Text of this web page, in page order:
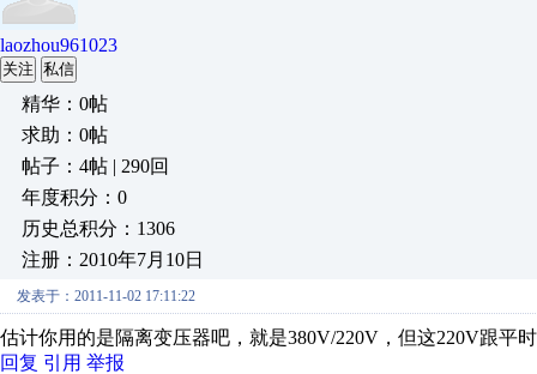
laozhou961023
关注 私信
精华：0帖
求助：0帖
帖子：4帖 | 290回
年度积分：0
历史总积分：1306
注册：2010年7月10日
发表于：2011-11-02 17:11:22
估计你用的是隔离变压器吧，就是380V/220V，但这220V跟平
回复 引用 举报